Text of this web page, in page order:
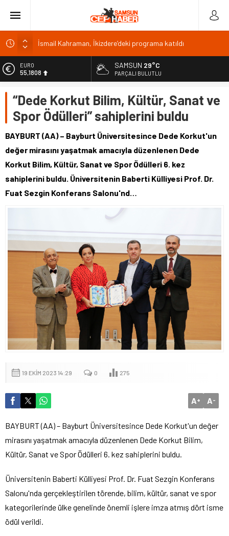
Malatya Havalimanı Eylülde Açılıyor, Kuzey Çevre Yolu
Akülü aracındayken otomobilin çarptığı emekli astsubay
Antalya’da nem yüzde 80, hissedilen sıcaklık 40 derece
Isparta’da bisiklet kupası heyecanı 371 sporcuyla sürüyor
EURO
55,1808
6.662,82
BİST
13.779,39
47,6961
SAMSUN 29°C
PARÇALI BULUTLU
“Dede Korkut Bilim, Kültür, Sanat ve
Spor Ödülleri” sahiplerini buldu
BAYBURT (AA) – Bayburt Üniversitesince Dede Korkut'un
değer mirasını yaşatmak amacıyla düzenlenen Dede
Korkut Bilim, Kültür, Sanat ve Spor Ödülleri 6. kez
sahiplerini buldu. Üniversitenin Baberti Külliyesi Prof. Dr.
Fuat Sezgin Konferans Salonu'nd…
19 EKIM 2023 14:29 0 275
A+ A-
BAYBURT (AA) – Bayburt Üniversitesince Dede Korkut'un değer
mirasını yaşatmak amacıyla düzenlenen Dede Korkut Bilim,
Kültür, Sanat ve Spor Ödülleri 6. kez sahiplerini buldu.
Üniversitenin Baberti Külliyesi Prof. Dr. Fuat Sezgin Konferans
Salonu'nda gerçekleştirilen törende, bilim, kültür, sanat ve spor
kategorilerinde ülke genelinde önemli işlere imza atmış dört isme
ödül verildi.